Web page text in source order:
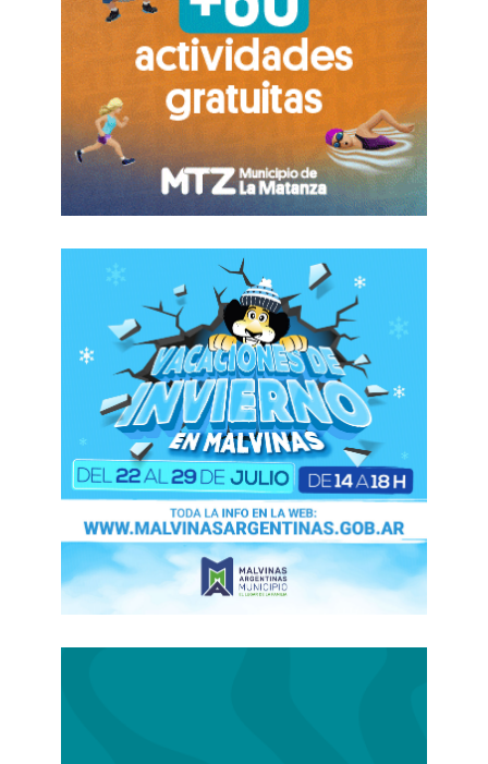
Crece la tensión y podrían
profundizarse las medidas
La Asociación Bancaria ya realizó ceses de
actividades en las últimas semanas y avisó que,
si no hay respuestas inmediatas, avanzará con
nuevas medidas gremiales y movilizaciones en
todo el país.El conflicto promete escalar en un
contexto donde distintas entidades financieras
comenzaron a reducir estructuras, cerrar
oficinas y avanzar con procesos de reconversión
que impactan directamente sobre el empleo
bancario.